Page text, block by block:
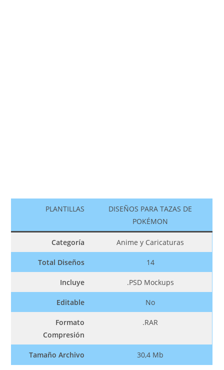
PLANTILLAS
DISEÑOS PARA TAZAS DE
POKÉMON
Categoría Anime y Caricaturas
Total Diseños 14
Incluye .PSD Mockups
Editable No
Formato
Compresión
.RAR
Tamaño Archivo 30,4 Mb